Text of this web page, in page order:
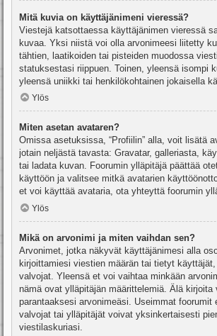
Mitä kuvia on käyttäjänimeni vieressä?
Viestejä katsottaessa käyttäjänimen vieressä
kuvaa. Yksi niistä voi olla arvonimeesi liitetty
tähtien, laatikoiden tai pisteiden muodossa
statuksestasi riippuen. Toinen, yleensä isompi
yleensä uniikki tai henkilökohtainen jokaisella
Ylös
Miten asetan avataren?
Omissa asetuksissa, “Profiilin” alla, voit lisätä
jotain neljästä tavasta: Gravatar, galleriasta,
tai ladata kuvan. Foorumin ylläpitäjä päättää
käyttöön ja valitsee mitkä avatarien
et voi käyttää avataria, ota yhteyttä foorumin
Ylös
Mikä on arvonimi ja miten vaihdan sen?
Arvonimet, jotka näkyvät käyttäjänimesi alla
kirjoittamiesi viestien määrän tai tietyt
valvojat. Yleensä et voi vaihtaa minkään
nämä ovat ylläpitäjän määrittelemiä. Älä kirjoita
parantaaksesi arvonimeäsi. Useimmat foorumit
valvojat tai ylläpitäjät voivat yksinkertaisesti
viestilaskuriasi.